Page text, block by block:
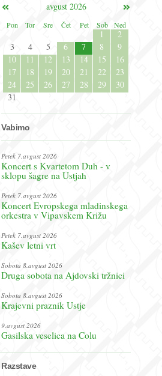
avgust 2026
Pon
Tor Sre Čet Pet Sob Ned
1
2
3
4 5 6 7 8
9
10
11 12 13 14 15
16
17
18 19 20 21 22
23
24
25 26 27 28 29
30
31
Vabimo
Petek 7.avgust 2026
Koncert s Kvartetom Duh - v
sklopu šagre na Ustjah
Petek 7.avgust 2026
Koncert Evropskega mladinskega
orkestra v Vipavskem Križu
Petek 7.avgust 2026
Kašev letni vrt
Sobota 8.avgust 2026
Druga sobota na Ajdovski tržnici
Sobota 8.avgust 2026
Krajevni praznik Ustje
9.avgust 2026
Gasilska veselica na Colu
Razstave